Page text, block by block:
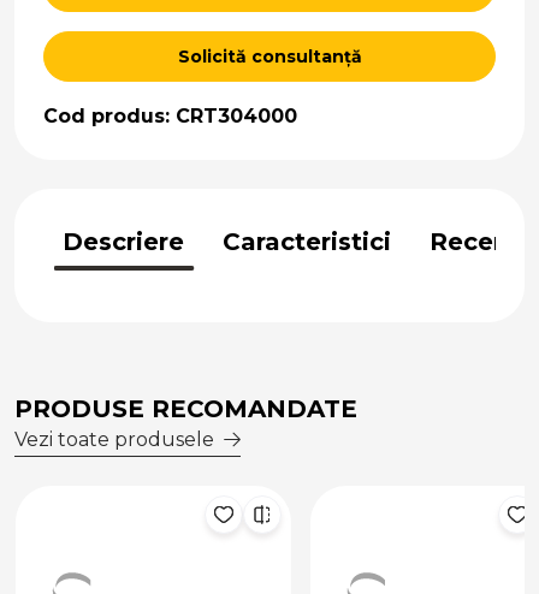
Solicită consultanță
Cod produs: CRT304000
Descriere Caracteristici
PRODUSE RECOMANDATE
Vezi toate produsele